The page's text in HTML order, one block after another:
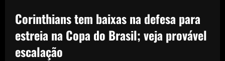
Corinthians tem baixas na defesa para
estreia na Copa do Brasil; veja provável
escalação